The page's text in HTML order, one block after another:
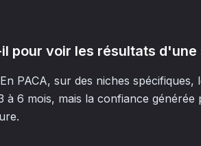
pour voir les résultats d'une
PACA, sur des niches
à 6 mois, mais la confiance